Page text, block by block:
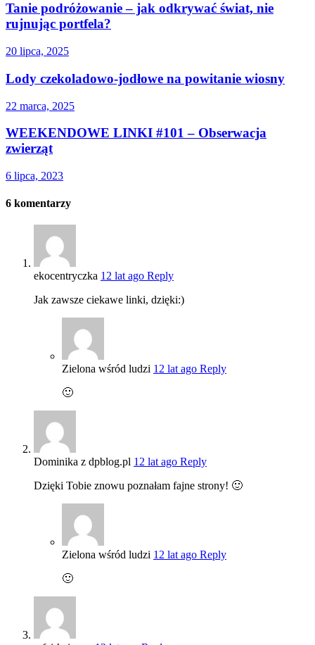
Tanie podróżowanie – jak odkrywać świat, nie
rujnując portfela?
20 lipca, 2025
Lody czekoladowo-jodłowe na powitanie wiosny
22 marca, 2025
WEEKENDOWE LINKI #101 – Obserwacja
zwierząt
6 lipca, 2023
6 komentarzy
ekocentryczka 12 lat ago Reply
Jak zawsze ciekawe linki, dzięki:)
Zielona wśród ludzi 12 lat ago Reply
🙂
Dominika z dpblog.pl 12 lat ago Reply
Dzięki Tobie znowu poznałam fajne strony! 🙂
Zielona wśród ludzi 12 lat ago Reply
🙂